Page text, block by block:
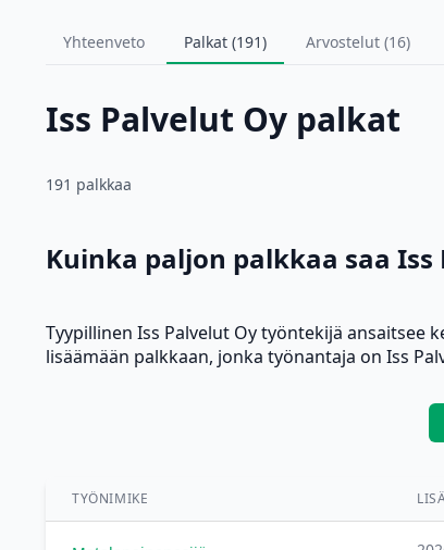
Yhteenveto Palkat (191) Arvostelut (16)
Iss Palvelut Oy palkat
191 palkkaa
Kuinka paljon palkkaa saa
Tyypillinen Iss Palvelut Oy työntekijä ansaitsee
lisäämään palkkaan, jonka työnantaja on Iss
TYÖNIMIKE